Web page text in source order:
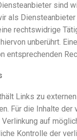
sind
als
rechtswidrige
unberührt.
entsprechenden
Links zu
Für die Inhalte
auf
Kontrolle der